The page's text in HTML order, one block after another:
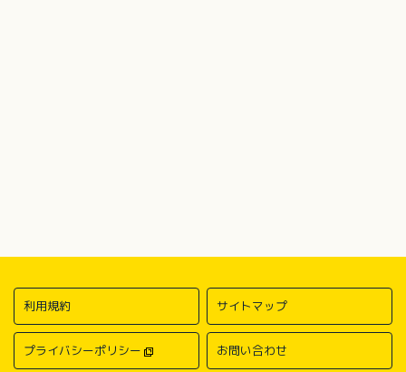
利用規約 サイトマップ
プライバシーポリシー お問い合わせ